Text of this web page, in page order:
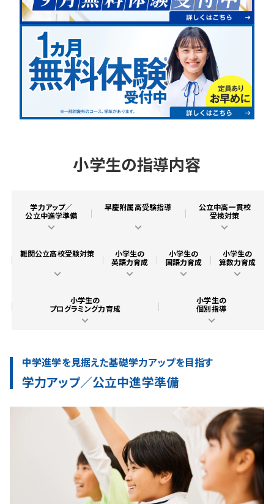
小学生の指導内容
学力アップ／
公立中進学準備
早慶附属高受験指導
公立中高一貫校
受検対策
難関公立高校受験対策
小学生の
英語力育成
小学生の
国語力育成
小学生の
算数力育成
小学生の
プログラミング力育成
小学生の
個別指導
中学進学を見据えた基礎学力アップを目指す
学力アップ／公立中進学準備